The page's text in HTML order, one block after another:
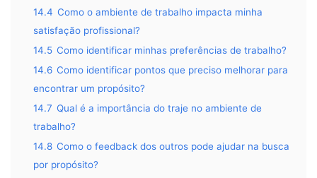
14.4 Como o ambiente de trabalho impacta minha
satisfação profissional?
14.5 Como identificar minhas preferências de trabalho?
14.6 Como identificar pontos que preciso melhorar para
encontrar um propósito?
14.7 Qual é a importância do traje no ambiente de
trabalho?
14.8 Como o feedback dos outros pode ajudar na busca
por propósito?